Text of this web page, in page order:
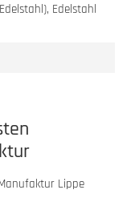
Edelstahl
Lippe